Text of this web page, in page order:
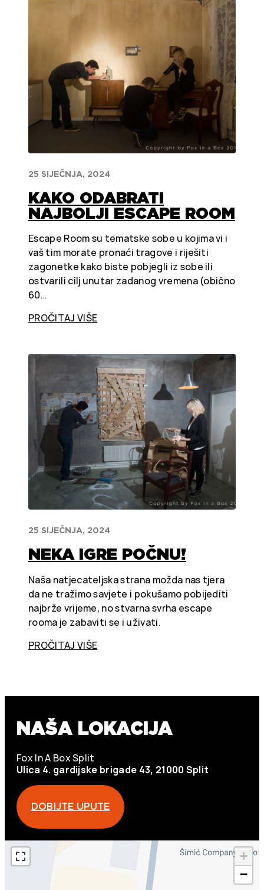
25 SIJEČNJA, 2024
KAKO ODABRATI
NAJBOLJI ESCAPE ROOM
Escape Room su tematske sobe u kojima vi i
vaš tim morate pronaći tragove i riješiti
zagonetke kako biste pobjegli iz sobe ili
ostvarili cilj unutar zadanog vremena (obično
60…
PROČITAJ VIŠE
25 SIJEČNJA, 2024
NEKA IGRE POČNU!
Naša natjecateljska strana možda nas tjera
da ne tražimo savjete i pokušamo pobijediti
najbrže vrijeme, no stvarna svrha escape
rooma je zabaviti se i uživati.
PROČITAJ VIŠE
NAŠA LOKACIJA
Fox In A Box Split
Ulica 4. gardijske brigade 43, 21000 Split
DOBIJTE UPUTE
+
−